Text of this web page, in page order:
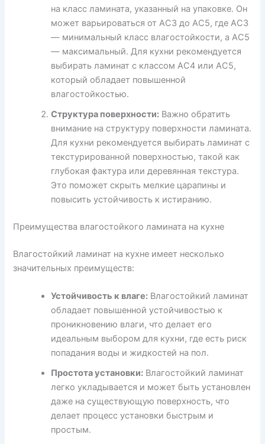
на класс ламината, указанный на упаковке. Он
может варьироваться от AC3 до AC5, где AC3
— минимальный класс влагостойкости, а AC5
— максимальный. Для кухни рекомендуется
выбирать ламинат с классом AC4 или AC5,
который обладает повышенной
влагостойкостью.
Структура поверхности: Важно обратить
внимание на структуру поверхности ламината.
Для кухни рекомендуется выбирать ламинат с
текстурированной поверхностью, такой как
глубокая фактура или деревянная текстура.
Это поможет скрыть мелкие царапины и
повысить устойчивость к истиранию.
Преимущества влагостойкого ламината на кухне
Влагостойкий ламинат на кухне имеет несколько
значительных преимуществ:
Устойчивость к влаге: Влагостойкий ламинат
обладает повышенной устойчивостью к
проникновению влаги, что делает его
идеальным выбором для кухни, где есть риск
попадания воды и жидкостей на пол.
Простота установки: Влагостойкий ламинат
легко укладывается и может быть установлен
даже на существующую поверхность, что
делает процесс установки быстрым и
простым.